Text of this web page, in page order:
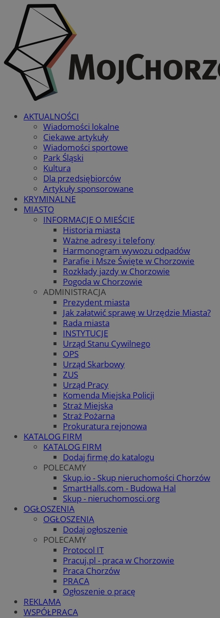
AKTUALNOŚCI
Wiadomości lokalne
Ciekawe artykuły
Wiadomości sportowe
Park Śląski
Kultura
Dla przedsiębiorców
Artykuły sponsorowane
KRYMINALNE
MIASTO
INFORMACJE O MIEŚCIE
Historia miasta
Ważne adresy i telefony
Harmonogram wywozu odpadów
Parafie i Msze Święte w Chorzowie
Rozkłady jazdy w Chorzowie
Pogoda w Chorzowie
ADMINISTRACJA
Prezydent miasta
Jak załatwić sprawę w Urzędzie Miasta?
Rada miasta
INSTYTUCJE
Urząd Stanu Cywilnego
OPS
Urząd Skarbowy
ZUS
Urząd Pracy
Komenda Miejska Policji
Straż Miejska
Straż Pożarna
Prokuratura rejonowa
KATALOG FIRM
KATALOG FIRM
Dodaj firmę do katalogu
POLECAMY
Skup.io - Skup nieruchomości Chorzów
SmartHalls.com - Budowa Hal
Skup - nieruchomosci.org
OGŁOSZENIA
OGŁOSZENIA
Dodaj ogłoszenie
POLECAMY
Protocol IT
Pracuj.pl - praca w Chorzowie
Praca Chorzów
PRACA
Ogłoszenie o pracę
REKLAMA
WSPÓŁPRACA